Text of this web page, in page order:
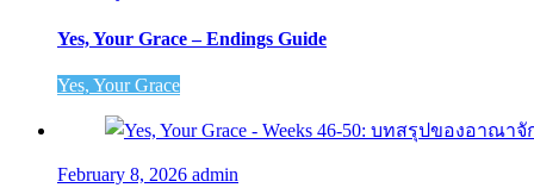
Yes, Your Grace – Endings Guide
Yes, Your Grace
February 8, 2026 admin